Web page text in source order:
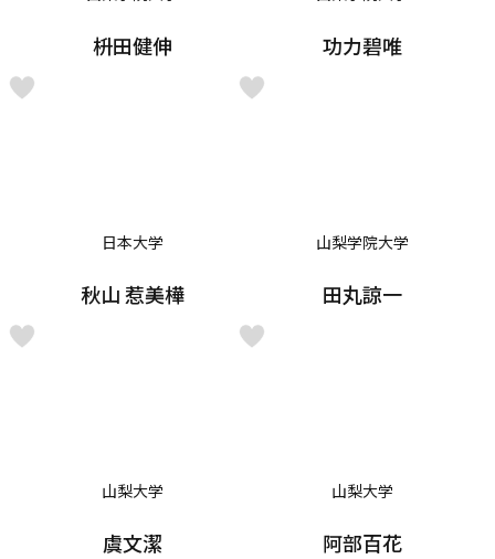
枡田健伸 功力碧唯
日本大学
秋山 惹美樺
山梨学院大学
田丸諒一
山梨大学
虞文潔
山梨大学
阿部百花